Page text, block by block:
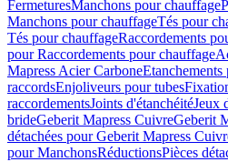
FermeturesManchons pour chauffage
Manchons pour chauffageTés pour
Tés pour chauffageRaccordements
pour Raccordements pour chauffage
Mapress Acier CarboneEtanchements
raccordsEnjoliveurs pour tubes
raccordementsJoints d'étanchéitéJeux
brideGeberit Mapress CuivreGeberit
détachées pour Geberit Mapress
pour ManchonsRéductionsPièces